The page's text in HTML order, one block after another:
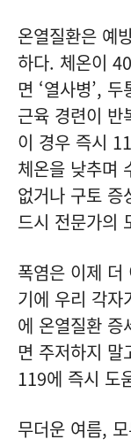
온열질환은 예
하다. 체온이
면 ‘열사병’,
근육 경련이 반
이 경우 즉시
체온을 낮추며
없거나 구토 증
드시 전문가의
폭염은 이제 더
기에 우리 각자
에 온열질환 증
면 주저하지 말
119에 즉시 도
무더운 여름,